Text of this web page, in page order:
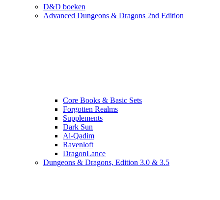
D&D boeken
Advanced Dungeons & Dragons 2nd Edition
Core Books & Basic Sets
Forgotten Realms
Supplements
Dark Sun
Al-Qadim
Ravenloft
DragonLance
Dungeons & Dragons, Edition 3.0 & 3.5